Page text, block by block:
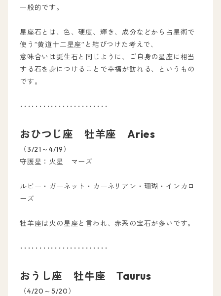
一般的です。
星座石とは、色、硬度、輝き、成分などから占星術で
使う”黄道十二星座”と結びつけた考えで、
意味合いは誕生石と同じように、ご自身の星座に相当
する石を身につけることで幸福が訪れる、というもの
です。
･･･････････････････････
おひつじ座 牡羊座 Aries
（3/21～4/19）
守護星：火星 マーズ
ルビー・ガーネット・カーネリアン・珊瑚・インカロ
ーズ
牡羊座は火の星座と言われ、赤系の宝石が多いです。
･･･････････････････････
おうし座 牡牛座 Taurus
（4/20～5/20）